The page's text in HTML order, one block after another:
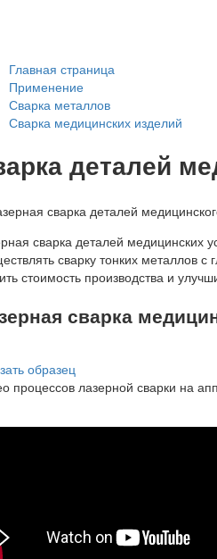
Главная страница
Применение
Сварка металлов
Сварка медицинских изделий
деталей
сварка деталей медицинских
сварку тонких металлов
стоимость производства и
сварка
образец
процессов лазерной сварки на